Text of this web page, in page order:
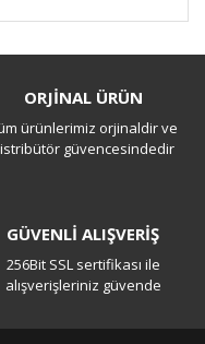
ORJİNAL ÜRÜN
ürünlerimiz orjinaldir ve
güvencesindedir
GÜVENLİ ALIŞVERİŞ
256Bit SSL sertifikası ile
alışverişleriniz güvende